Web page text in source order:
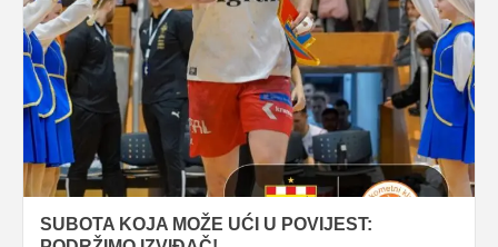
SUBOTA KOJA MOŽE UĆI U POVIJEST: